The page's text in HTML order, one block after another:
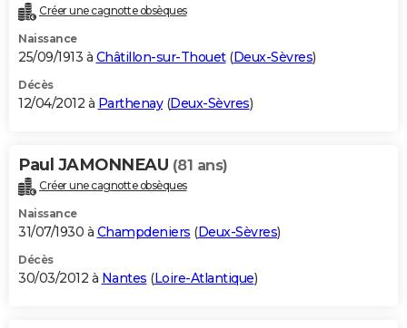
Créer une cagnotte obsèques
Naissance
25/09/1913 à Châtillon-sur-Thouet(Deux-Sèvres)
Décès
12/04/2012 à Parthenay(Deux-Sèvres)
Paul JAMONNEAU (81 ans)
Créer une cagnotte obsèques
Naissance
31/07/1930 à Champdeniers (Deux-Sèvres)
Décès
30/03/2012 à Nantes (Loire-Atlantique)